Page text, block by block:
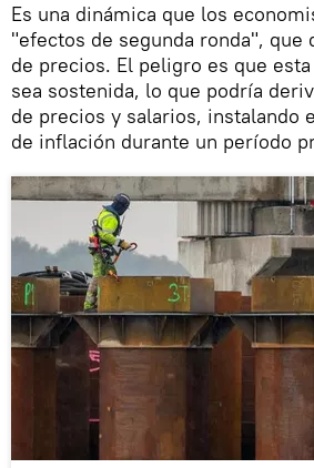
Es una dinámica que los
"efectos de segunda ronda", que
de precios. El peligro es que
sea sostenida, lo que podría
de precios y salarios, instalando
de inflación durante un período